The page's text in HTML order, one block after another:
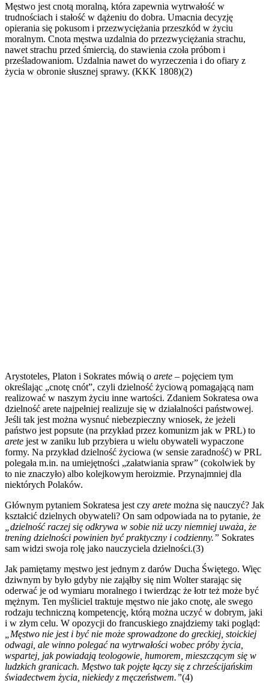
Męstwo jest cnotą moralną, która zapewnia wytrwałość w
trudnościach i stałość w dążeniu do dobra. Umacnia decyzję
opierania się pokusom i przezwyciężania przeszkód w życiu
moralnym. Cnota męstwa uzdalnia do przezwyciężania strachu,
nawet strachu przed śmiercią, do stawienia czoła próbom i
prześladowaniom. Uzdalnia nawet do wyrzeczenia i do ofiary z
życia w obronie słusznej sprawy. (KKK 1808)(2)
Arystoteles, Platon i Sokrates mówią o arete – pojęciem tym
określając „cnotę cnót”, czyli dzielność życiową pomagającą nam
realizować w naszym życiu inne wartości. Zdaniem Sokratesa owa
dzielność arete najpełniej realizuje się w działalności państwowej.
Jeśli tak jest można wysnuć niebezpieczny wniosek, że jeżeli
państwo jest popsute (na przykład przez komunizm jak w PRL) to
arete jest w zaniku lub przybiera u wielu obywateli wypaczone
formy. Na przykład dzielność życiowa (w sensie zaradność) w PRL
polegała m.in. na umiejętności „załatwiania spraw” (cokolwiek by
to nie znaczyło) albo kolejkowym heroizmie. Przynajmniej dla
niektórych Polaków.
Głównym pytaniem Sokratesa jest czy arete można się nauczyć? Jak
kształcić dzielnych obywateli? On sam odpowiada na to pytanie, że
„dzielność raczej się odkrywa w sobie niż uczy niemniej uważa, że
trening dzielności powinien być praktyczny i codzienny.” Sokrates
sam widzi swoja rolę jako nauczyciela dzielności.(3)
Jak pamiętamy męstwo jest jednym z darów Ducha Świętego. Więc
dziwnym by było gdyby nie zająłby się nim Wolter starając się
oderwać je od wymiaru moralnego i twierdząc że łotr też może być
mężnym. Ten myśliciel traktuje męstwo nie jako cnotę, ale swego
rodzaju techniczną kompetencję, którą można uczyć w dobrym, jaki
i w złym celu. W opozycji do francuskiego znajdziemy taki pogląd:
„Męstwo nie jest i być nie może sprowadzone do greckiej, stoickiej
odwagi, ale winno polegać na wytrwałości wobec próby życia,
wspartej, jak powiadają teologowie, humorem, mieszczącym się w
ludzkich granicach. Męstwo tak pojęte łączy się z chrześcijańskim
świadectwem życia, niekiedy z męczeństwem.”(4)